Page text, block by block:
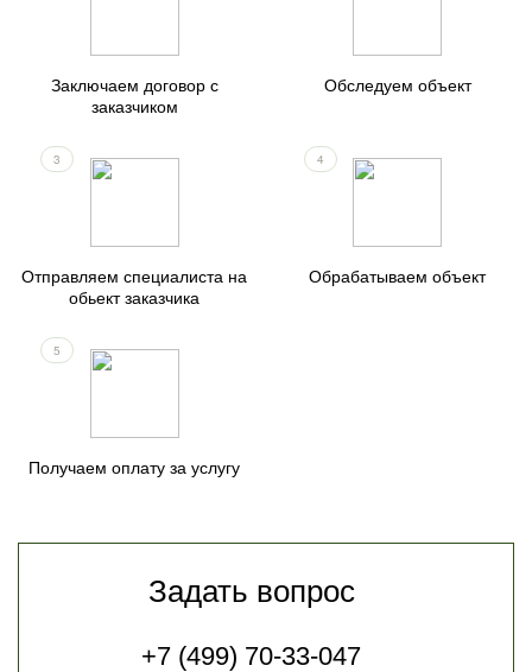
Заключаем договор с
заказчиком
Обследуем объект
3
Отправляем специалиста на
обьект заказчика
4
Обрабатываем объект
5
Получаем оплату за услугу
Задать вопрос
+7 (499) 70-33-047